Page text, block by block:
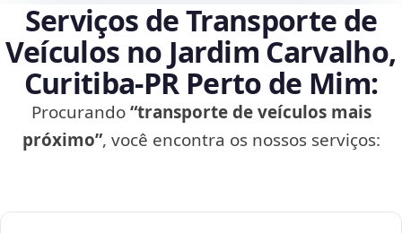
Serviços de Transporte de
Veículos no Jardim Carvalho,
Curitiba‑PR Perto de Mim:
Procurando“transporte de veículos mais
próximo”, você encontra os nossos serviços: